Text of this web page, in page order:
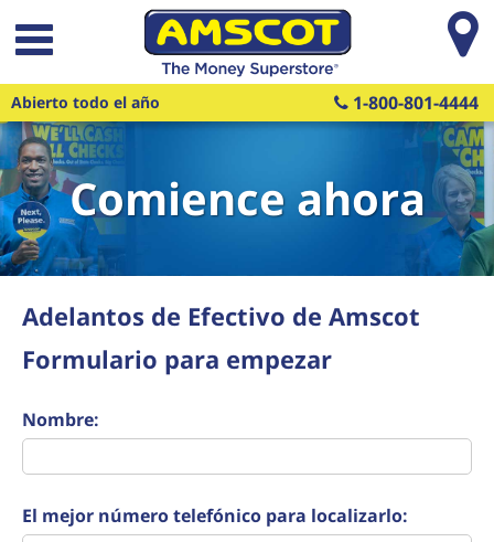
Saltar al contenido principal
Abierto todo el año 1-800-801-4444
Comience ahora
Adelantos de Efectivo de Amscot
Formulario para empezar
Nombre:
El mejor número telefónico para localizarlo: